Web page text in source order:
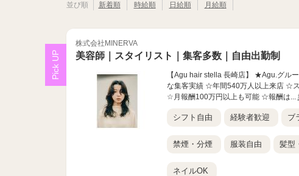
並び順 新着順 時給順 日給順 月給順
株式会社MINERVA
美容師｜スタイリスト｜集客多数｜自由出勤制
【Agu hair stella 長崎店】 ★Agu.グ
な集客実績 ☆年間540万人以上来店 ☆
☆月報酬100万円以上も可能 ☆報酬は...
シフト自由 経験者歓迎 ブ
禁煙・分煙 服装自由 髪型
ネイルOK